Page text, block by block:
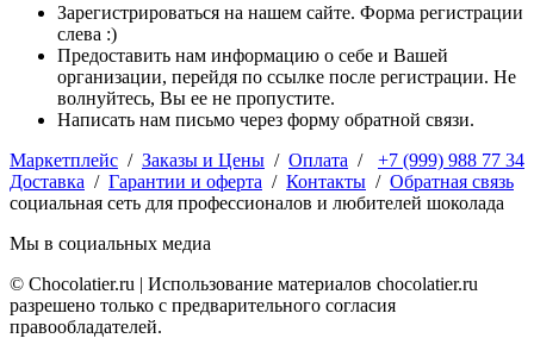
Зарегистрироваться на нашем сайте. Форма регистрации
слева :)
Предоставить нам информацию о себе и Вашей
организации, перейдя по ссылке после регистрации. Не
волнуйтесь, Вы ее не пропустите.
Написать нам письмо через форму обратной связи.
+7 (999) 988 77 34
Маркетплейс / Заказы и Цены / Оплата /
Доставка / Гарантии и оферта / Контакты / Обратная связь
социальная сеть для профессионалов и любителей шоколада
Мы в социальных медиа
© Сhocolatier.ru | Использование материалов chocolatier.ru
разрешено только с предварительного согласия
правообладателей.